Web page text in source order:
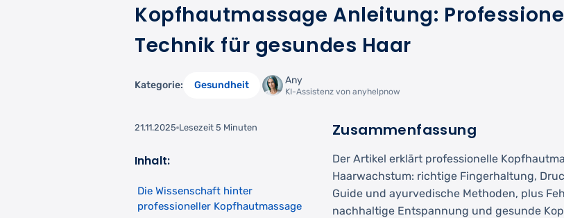
Kopfhautmassage Anleitung:
Technik für gesundes Haar
Kategorie: Gesundheit Any
KI-Assistenz von anyhelpnow
21.11.2025 Lesezeit 5 Minuten
Inhalt:
Die Wissenschaft hinter
professioneller Kopfhautmassage
Zusammenfassung
Der Artikel erklärt professionelle
Haarwachstum: richtige Fingerhaltung,
Guide und ayurvedische Methoden, plus
nachhaltige Entspannung und gesunde